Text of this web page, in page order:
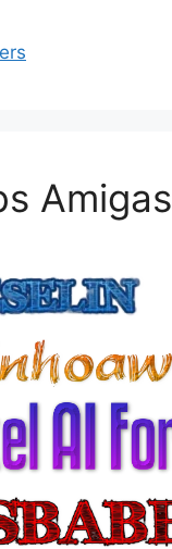
Amigas